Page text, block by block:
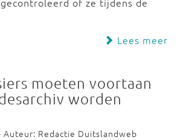
Lees meer
moeten voortaan
worden
Auteur: Redactie Duitslandweb